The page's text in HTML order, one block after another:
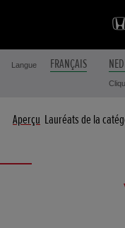
Langue FRANÇAIS
Aperçu Lauréats de la